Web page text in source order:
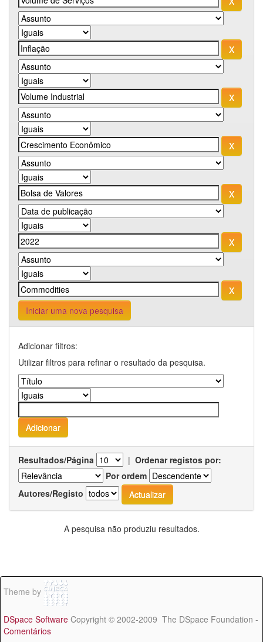
Iniciar uma nova pesquisa
Adicionar filtros:
Utilizar filtros para refinar o resultado da pesquisa.
Resultados/Página | Ordenar registos por:
Por ordem
Autores/Registo
A pesquisa não produziu resultados.
Theme by
DSpace Software Copyright © 2002-2009 The DSpace Foundation -
Comentários